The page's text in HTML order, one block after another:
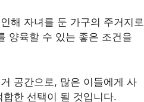
해 자녀를 둔 가구의 주거지로
양육할 수 있는 좋은 조건을
공간으로, 많은 이들에게 사
한 선택이 될 것입니다.